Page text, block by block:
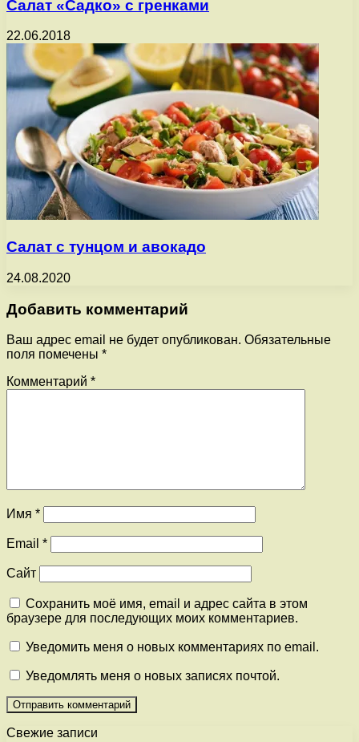
Салат «Садко» с гренками
22.06.2018
Салат с тунцом и авокадо
24.08.2020
Добавить комментарий
Ваш адрес email не будет опубликован. Обязательные
поля помечены *
Комментарий *
Имя *
Email *
Сайт
Сохранить моё имя, email и адрес сайта в этом
браузере для последующих моих комментариев.
Уведомить меня о новых комментариях по email.
Уведомлять меня о новых записях почтой.
Свежие записи